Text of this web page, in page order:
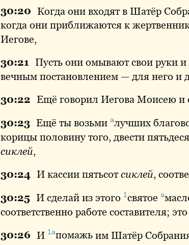
30:20 Когда они входят в Шатёр
когда они приближаются к
Иегове,
30:21
Пусть они омывают свои руки
вечным постановлением — для него и
30:22 Ещё говорил Иегова Моисею и
30:23 Ещё ты возьми алучших
корицы половину того, двести
сиклей,
30:24 И кассии пятьсотсиклей,
30:25 И сделай из этого 1святое а
соответственно работе составителя;
30:26 И 1апомажь им Шатёр